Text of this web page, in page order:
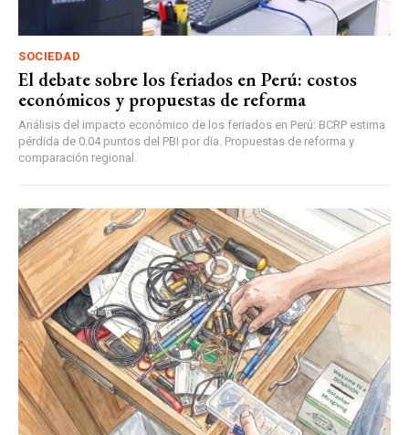
SOCIEDAD
El debate sobre los feriados en Perú: costos
económicos y propuestas de reforma
Análisis del impacto económico de los feriados en Perú: BCRP estima
pérdida de 0.04 puntos del PBI por día. Propuestas de reforma y
comparación regional.